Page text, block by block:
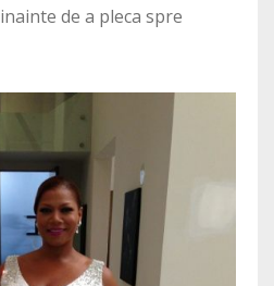
de a pleca spre